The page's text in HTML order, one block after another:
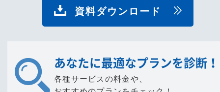
資料ダウンロード
あなたに最適なプランを診断！
各種サービスの料金や、